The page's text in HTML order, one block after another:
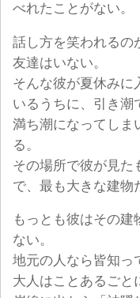
べれたことがない。
話し方を笑われるの
友達はいない。
そんな彼が夏休みに
いるうちに、引き潮
満ち潮になってしま
る。
その場所で彼が見た
で、最も大きな建物
もっとも彼はその
ない。
地元の人なら皆知っ
大人はことあるごと